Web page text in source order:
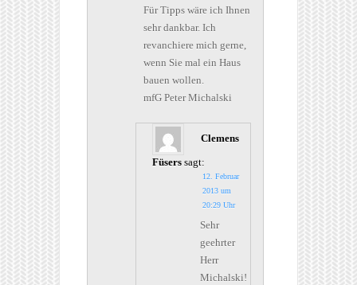
Für Tipps wäre ich Ihnen
sehr dankbar. Ich
revanchiere mich gerne,
wenn Sie mal ein Haus
bauen wollen.
mfG Peter Michalski
Clemens
Füsers sagt:
12. Februar
2013 um
20:29 Uhr
Sehr
geehrter
Herr
Michalski!